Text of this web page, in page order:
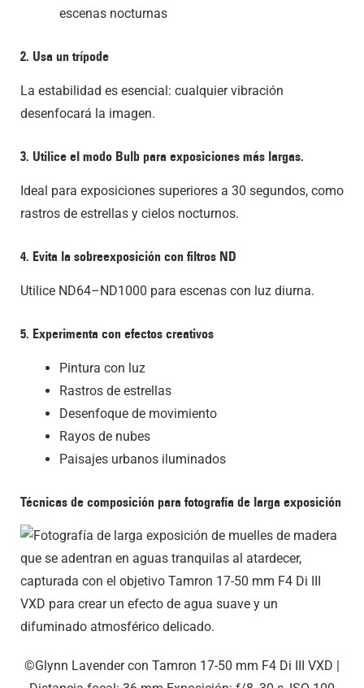
escenas nocturnas
2. Usa un trípode
La estabilidad es esencial: cualquier vibración
desenfocará la imagen.
3. Utilice el modo Bulb para exposiciones más largas.
Ideal para exposiciones superiores a 30 segundos, como
rastros de estrellas y cielos nocturnos.
4. Evita la sobreexposición con filtros ND
Utilice ND64–ND1000 para escenas con luz diurna.
5. Experimenta con efectos creativos
Pintura con luz
Rastros de estrellas
Desenfoque de movimiento
Rayos de nubes
Paisajes urbanos iluminados
Técnicas de composición para fotografía de larga exposición
©Glynn Lavender con Tamron 17-50 mm F4 Di III VXD |